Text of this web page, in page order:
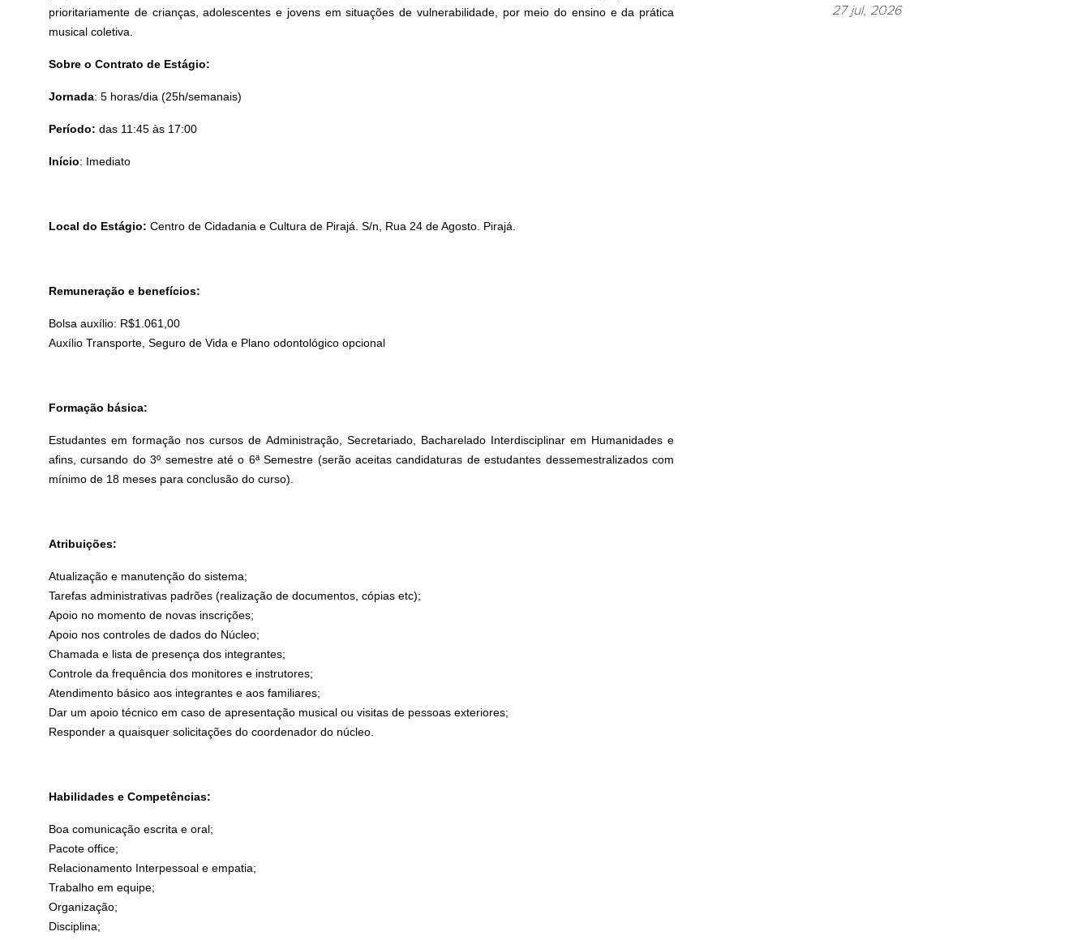
prioritariamente de crianças, adolescentes e jovens em situações de vulnerabilidade, por meio do ensino e da prática
musical coletiva.
Sobre o Contrato de Estágio:
Jornada: 5 horas/dia (25h/semanais)
Período:das 11:45 às 17:00
Início: Imediato
Local do Estágio: Centro de Cidadania e Cultura de Pirajá. S/n, Rua 24 de Agosto. Pirajá.
Remuneração e benefícios:
Bolsa auxílio: R$1.061,00
Auxílio Transporte, Seguro de Vida e Plano odontológico opcional
Formação básica:
Estudantes em formação nos cursos de Administração, Secretariado, Bacharelado Interdisciplinar em Humanidades e
afins, cursando do 3º semestre até o 6ª Semestre (serão aceitas candidaturas de estudantes dessemestralizados com
mínimo de 18 meses para conclusão do curso).
Atribuições:
Atualização e manutenção do sistema;
Tarefas administrativas padrões (realização de documentos, cópias etc);
Apoio no momento de novas inscrições;
Apoio nos controles de dados do Núcleo;
Chamada e lista de presença dos integrantes;
Controle da frequência dos monitores e instrutores;
Atendimento básico aos integrantes e aos familiares;
Dar um apoio técnico em caso de apresentação musical ou visitas de pessoas exteriores;
Responder a quaisquer solicitações do coordenador do núcleo.
Habilidades e Competências:
Boa comunicação escrita e oral;
Pacote office;
Relacionamento Interpessoal e empatia;
Trabalho em equipe;
Organização;
Disciplina;
27 jul, 2026